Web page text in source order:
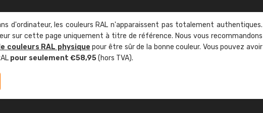
d'ordinateur, les couleurs RAL n'apparaissent pas totalement authentiques.
sur cette page uniquement à titre de référence. Nous vous recommandons
couleurs RAL physique pour être sûr de la bonne couleur. Vous pouvez avoir
pour seulement €58,95(hors TVA).